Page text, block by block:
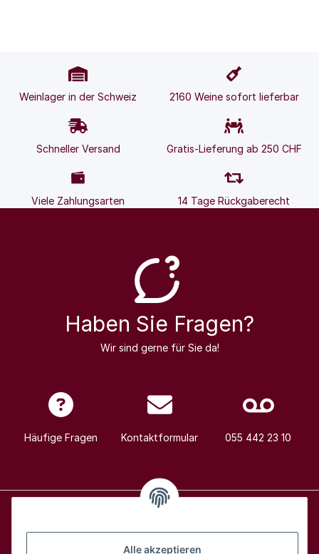
Alle akzeptieren
Weinlager in der Schweiz 2160 Weine sofort lieferbar
Schneller Versand Gratis-Lieferung ab 250 CHF
Viele Zahlungsarten 14 Tage Rückgaberecht
Haben Sie Fragen?
Wir sind gerne für Sie da!
Häufige Fragen Kontaktformular 055 442 23 10